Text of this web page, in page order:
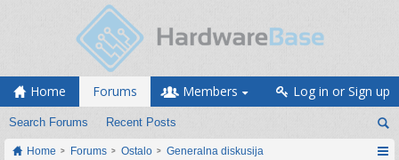
Home Forums
Search Forums Recent Posts
Members Log in or Sign up
Home Forums Ostalo Generalna diskusija